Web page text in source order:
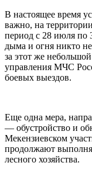
В настоящее время
важно, на
период с 28 июля по
дыма и огня никто
за этот же
управления МЧС
боевых выездов.
Еще одна мера,
— обустройство и
Мекензиевском
продолжают
лесного хозяйства.